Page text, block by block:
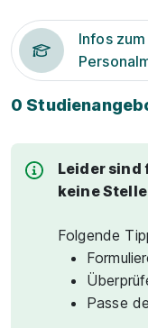
Infos
0
Leider sind
keine
Folgende
Passe